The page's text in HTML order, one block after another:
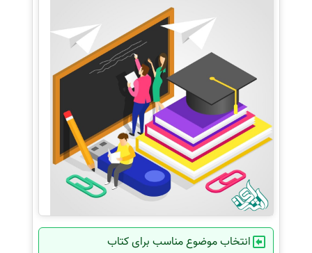
انتخاب موضوع مناسب برای کتاب